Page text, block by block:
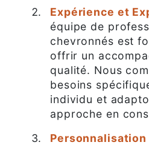
Expérience et
équipe de
chevronnés est
offrir un
qualité. Nous
besoins
individu et
approche en
Personnalisation